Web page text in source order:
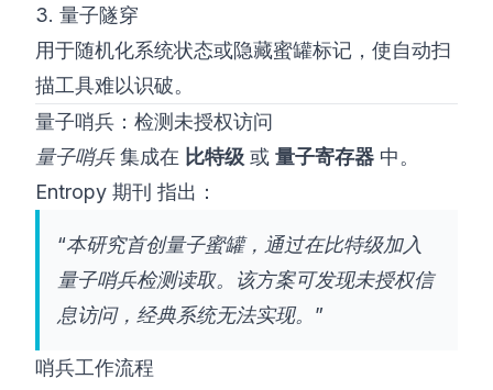
3. 量子隧穿
用于随机化系统状态或隐藏蜜罐标记，使自动扫
描工具难以识破。
量子哨兵：检测未授权访问
量子哨兵集成在 比特级 或 量子寄存器 中。
Entropy 期刊 指出：
“本研究首创量子蜜罐，通过在比特级加入
量子哨兵检测读取。该方案可发现未授权信
息访问，经典系统无法实现。”
哨兵工作流程